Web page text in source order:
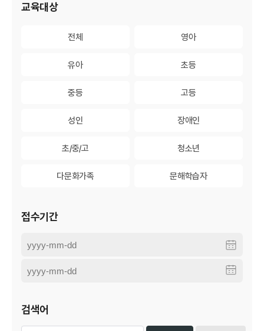
교육대상
전체 영아
유아 초등
중등 고등
성인 장애인
초/중/고 청소년
다문화가족다문화가족 문해학습자문해학습자
접수기간
검색어